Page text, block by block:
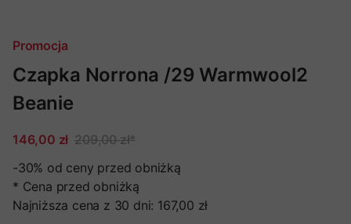
Promocja
Czapka Norrona /29 Warmwool2
Beanie
146,00 zł 209,00 zł*
-30% od ceny przed obniżką
* Cena przed obniżką
Najniższa cena z 30 dni: 167,00 zł